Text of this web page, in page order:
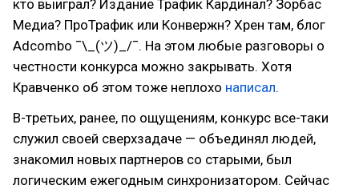
кто выиграл? Издание Трафик Кардинал? Зорбас
Медиа? ПроТрафик или Конвержн? Хрен там, блог
Adcombo ¯\_(ツ)_/¯. На этом любые разговоры о
честности конкурса можно закрывать. Хотя
Кравченко об этом тоже неплохо написал.
В-третьих, ранее, по ощущениям, конкурс все-таки
служил своей сверхзадаче — объединял людей,
знакомил новых партнеров со старыми, был
логическим ежегодным синхронизатором. Сейчас